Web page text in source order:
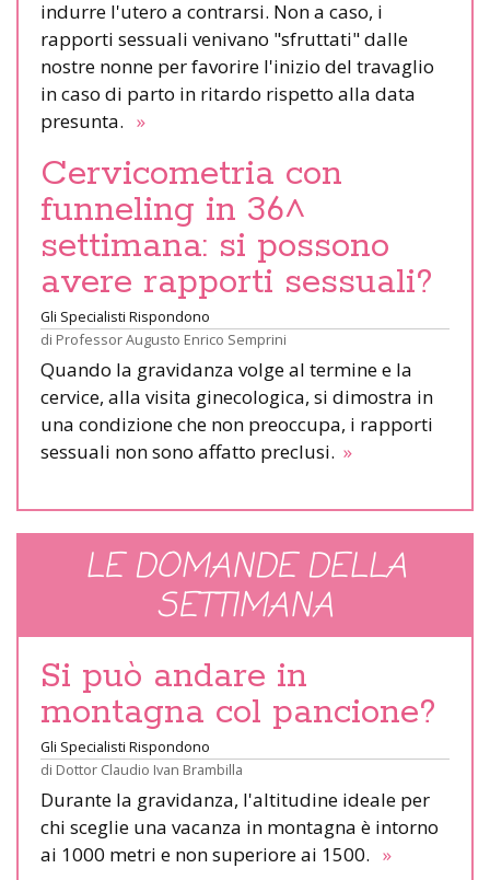
indurre l'utero a contrarsi. Non a caso, i
rapporti sessuali venivano "sfruttati" dalle
nostre nonne per favorire l'inizio del travaglio
in caso di parto in ritardo rispetto alla data
presunta. »
Cervicometria con
funneling in 36^
settimana: si possono
avere rapporti sessuali?
Gli Specialisti Rispondono
di Professor Augusto Enrico Semprini
Quando la gravidanza volge al termine e la
cervice, alla visita ginecologica, si dimostra in
una condizione che non preoccupa, i rapporti
sessuali non sono affatto preclusi. »
LE DOMANDE DELLA
SETTIMANA
Si può andare in
montagna col pancione?
Gli Specialisti Rispondono
di Dottor Claudio Ivan Brambilla
Durante la gravidanza, l'altitudine ideale per
chi sceglie una vacanza in montagna è intorno
ai 1000 metri e non superiore ai 1500. »